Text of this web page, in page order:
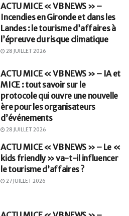
ACTU MICE « VB NEWS » –
Incendies en Gironde et dans les
Landes : le tourisme d’affaires à
l’épreuve du risque climatique
28 JUILLET 2026
ACTU MICE « VB NEWS » – IA et
MICE : tout savoir sur le
protocole qui ouvre une nouvelle
ère pour les organisateurs
d’événements
28 JUILLET 2026
ACTU MICE « VB NEWS » – Le «
kids friendly » va-t-il influencer
le tourisme d’affaires ?
27 JUILLET 2026